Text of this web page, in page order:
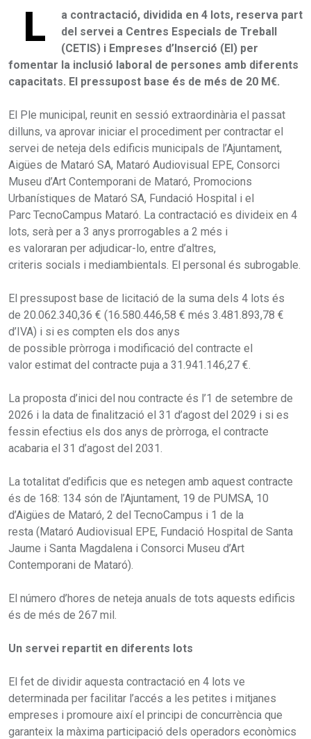
L
a contractació, dividida en 4 lots, reserva part
del servei a Centres Especials de Treball
(CETIS) i Empreses d’Inserció (EI) per
fomentar la inclusió laboral de persones amb diferents
capacitats. El pressupost base és de més de 20 M€.
El Ple municipal, reunit en sessió extraordinària el passat
dilluns, va aprovar iniciar el procediment per contractar el
servei de neteja dels edificis municipals de l’Ajuntament,
Aigües de Mataró SA, Mataró Audiovisual EPE, Consorci
Museu d’Art Contemporani de Mataró, Promocions
Urbanístiques de Mataró SA, Fundació Hospital i el
Parc TecnoCampus Mataró. La contractació es divideix en 4
lots, serà per a 3 anys prorrogables a 2 més i
es valoraran per adjudicar-lo, entre d’altres,
criteris socials i mediambientals. El personal és subrogable.
El pressupost base de licitació de la suma dels 4 lots és
de 20.062.340,36 € (16.580.446,58 € més 3.481.893,78 €
d’IVA) i si es compten els dos anys
de possible pròrroga i modificació del contracte el
valor estimat del contracte puja a 31.941.146,27 €.
La proposta d’inici del nou contracte és l’1 de setembre de
2026 i la data de finalització el 31 d’agost del 2029 i si es
fessin efectius els dos anys de pròrroga, el contracte
acabaria el 31 d’agost del 2031.
La totalitat d’edificis que es netegen amb aquest contracte
és de 168: 134 són de l’Ajuntament, 19 de PUMSA, 10
d’Aigües de Mataró, 2 del TecnoCampus i 1 de la
resta (Mataró Audiovisual EPE, Fundació Hospital de Santa
Jaume i Santa Magdalena i Consorci Museu d’Art
Contemporani de Mataró).
El número d’hores de neteja anuals de tots aquests edificis
és de més de 267 mil.
Un servei repartit en diferents lots
El fet de dividir aquesta contractació en 4 lots ve
determinada per facilitar l’accés a les petites i mitjanes
empreses i promoure així el principi de concurrència que
garanteix la màxima participació dels operadors econòmics